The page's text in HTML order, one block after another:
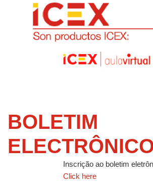
BOLETIM
Inscrição ao boletim
Click here